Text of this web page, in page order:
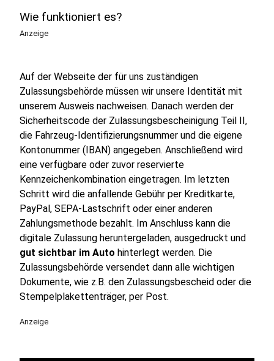
Wie funktioniert es?
Anzeige
Auf der Webseite der für uns zuständigen
Zulassungsbehörde müssen wir unsere Identität mit
unserem Ausweis nachweisen. Danach werden der
Sicherheitscode der Zulassungsbescheinigung Teil II,
die Fahrzeug-Identifizierungsnummer und die eigene
Kontonummer (IBAN) angegeben. Anschließend wird
eine verfügbare oder zuvor reservierte
Kennzeichenkombination eingetragen. Im letzten
Schritt wird die anfallende Gebühr per Kreditkarte,
PayPal, SEPA-Lastschrift oder einer anderen
Zahlungsmethode bezahlt. Im Anschluss kann die
digitale Zulassung heruntergeladen, ausgedruckt und
gut sichtbar im Auto hinterlegt werden. Die
Zulassungsbehörde versendet dann alle wichtigen
Dokumente, wie z.B. den Zulassungsbescheid oder die
Stempelplakettenträger, per Post.
Anzeige